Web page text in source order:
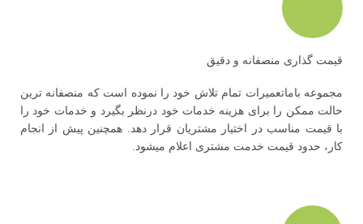
قیمت گذاری منصفانه و دقیق
مجموعه باماتعمیرات تمام تلاش خود را نموده است که منصفانه ترین
حالت ممکن را برای هزینه خدمات خود درنظر بگیرد و خدمات خود را
با قیمت مناسب در اختیار مشتریان قرار دهد. همچنین پیش از انجام
کار، حدود قیمت خدمت مشتری اعلام میشود.